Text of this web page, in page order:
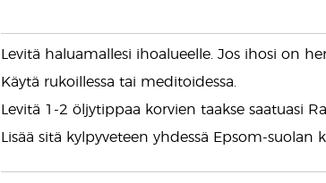
Levitä haluamallesi ihoalueelle. Jos ihosi on
Käytä rukoillessa tai meditoidessa.
Levitä 1-2 öljytippaa korvien taakse saatuasi
Lisää sitä kylpyveteen yhdessä Epsom-suolan